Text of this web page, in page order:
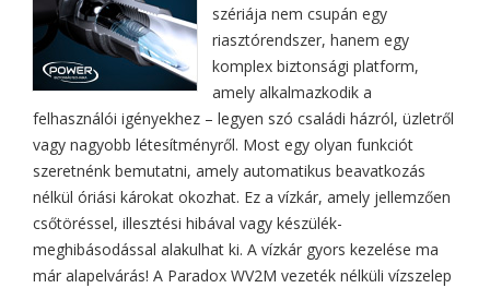
szériája nem csupán egy
riasztórendszer, hanem egy
komplex biztonsági platform,
amely alkalmazkodik a
felhasználói igényekhez – legyen szó családi házról, üzletről
vagy nagyobb létesítményről. Most egy olyan funkciót
szeretnénk bemutatni, amely automatikus beavatkozás
nélkül óriási károkat okozhat. Ez a vízkár, amely jellemzően
csőtöréssel, illesztési hibával vagy készülék-
meghibásodással alakulhat ki. A vízkár gyors kezelése ma
már alapelvárás! A Paradox WV2M vezeték nélküli vízszelep